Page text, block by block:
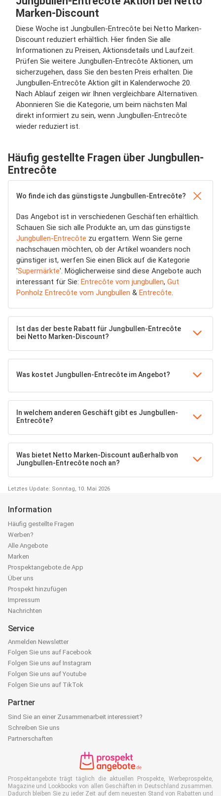
Marken-Discount
Diese Woche ist Jungbullen-Entrecôte bei Netto Marken-
Discount reduziert erhältlich. Hier finden Sie alle
Informationen zu Preisen, Aktionsdetails und Laufzeit.
Prüfen Sie weitere Jungbullen-Entrecôte Aktionen, um
sicherzugehen, dass Sie den besten Preis erhalten. Die
Jungbullen-Entrecôte Aktion gilt in Kalenderwoche 20.
Nach Ablauf zeigen wir Ihnen vergleichbare Alternativen.
Abonnieren Sie die Kategorie, um beim nächsten Mal
direkt informiert zu sein, wenn Jungbullen-Entrecôte
wieder reduziert ist.
Häufig gestellte Fragen über Jungbullen-
Entrecôte
Wo finde ich das günstigste Jungbullen-Entrecôte?
Das Angebot ist in verschiedenen Geschäften erhältlich.
Schauen Sie sich alle Produkte an, um das günstigste
Jungbullen-Entrecôte zu ergattern. Wenn Sie gerne
nachschauen möchten, ob der Artikel woanders noch
günstiger ist, werfen Sie einen Blick auf die Kategorie
'Supermärkte'. Möglicherweise sind diese Angebote auch
interessant für Sie: Entrecôte vom jungbullen, Gut
Ponholz Entrecôte vom Jungbullen & Entrecôte.
Ist das der beste Rabatt für Jungbullen-Entrecôte
bei Netto Marken-Discount?
Was kostet Jungbullen-Entrecôte im Angebot?
In welchem anderen Geschäft gibt es Jungbullen-
Entrecôte?
Was bietet Netto Marken-Discount außerhalb von
Jungbullen-Entrecôte noch an?
Letztes Update: Sonntag, 10. Mai 2026
Information
Häufig gestellte Fragen
Werben?
Alle Angebote
Marken
Prospektangebote.de App
Über uns
Prospekt hinzufügen
Impressum
Nachrichten
Service
Anmelden Newsletter
Folgen Sie uns auf Facebook
Folgen Sie uns auf Instagram
Folgen Sie uns auf Youtube
Folgen Sie uns auf TikTok
Partner
Sind Sie an einer Zusammenarbeit interessiert?
Schreiben Sie uns
Partnerschaften
Prospektangebote trägt täglich die aktuellen Prospekte, Werbeprospekte,
Magazine und Lookbooks von allen Geschäften in Deutschland zusammen.
Dadurch bleiben Sie zu jeder Zeit auf dem neuesten Stand von Rabatten und